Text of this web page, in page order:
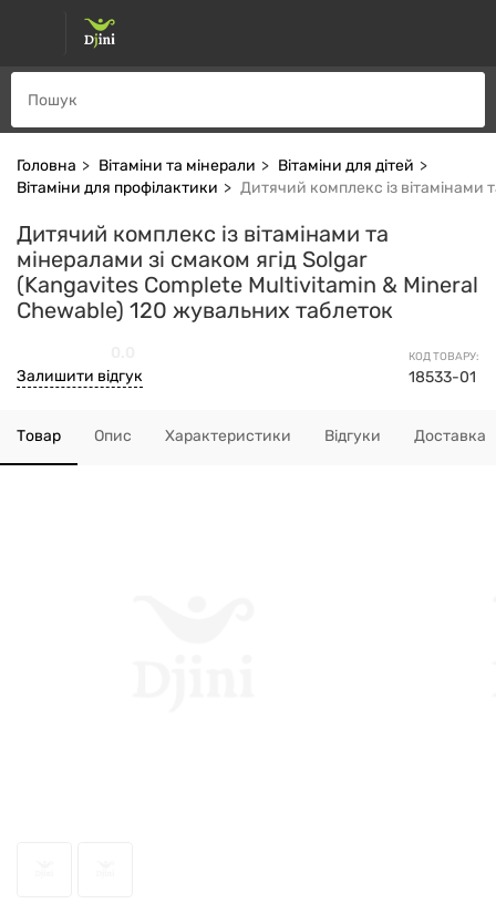
Головна Вітаміни та мінерали
Вітаміни для дітей
Вітаміни для профілактики
Дитячий комплекс із вітамінами
Дитячий комплекс із вітамінами та
мінералами зі смаком ягід Solgar
(Kangavites Complete Multivitamin & Mineral
Chewable) 120 жувальних таблеток
КОД ТОВАРУ:
18533-01
Залишити відгук
Товар Опис Характеристики Відгуки Доставка